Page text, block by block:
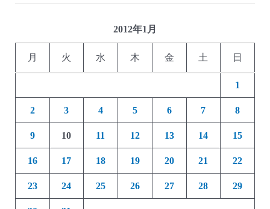
2012年1月
月 火 水 木 金 土 日
1
2 3 4 5 6 7 8
9 10 11 12 13 14 15
16 17 18 19 20 21 22
23 24 25 26 27 28 29